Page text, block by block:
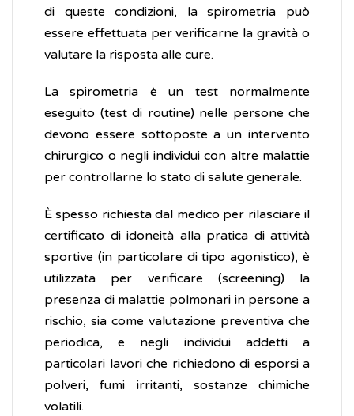
di queste condizioni, la spirometria può
essere effettuata per verificarne la gravità o
valutare la risposta alle cure.
La spirometria è un test normalmente
eseguito (test di routine) nelle persone che
devono essere sottoposte a un intervento
chirurgico o negli individui con altre malattie
per controllarne lo stato di salute generale.
È spesso richiesta dal medico per rilasciare il
certificato di idoneità alla pratica di attività
sportive (in particolare di tipo agonistico), è
utilizzata per verificare (screening) la
presenza di malattie polmonari in persone a
rischio, sia come valutazione preventiva che
periodica, e negli individui addetti a
particolari lavori che richiedono di esporsi a
polveri, fumi irritanti, sostanze chimiche
volatili.